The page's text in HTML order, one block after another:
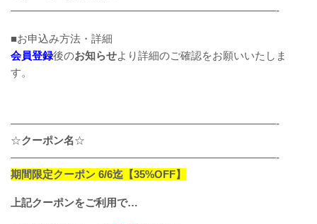
—————————————————————————-
■お申込み方法・詳細
会員登録後のお知らせより詳細のご確認をお願いいたしま
す。
—————————————————————————-
☆クーポン名☆
—————————————————————————-
期間限定クーポン 6/6迄【35%OFF】
上記クーポンをご利用で…